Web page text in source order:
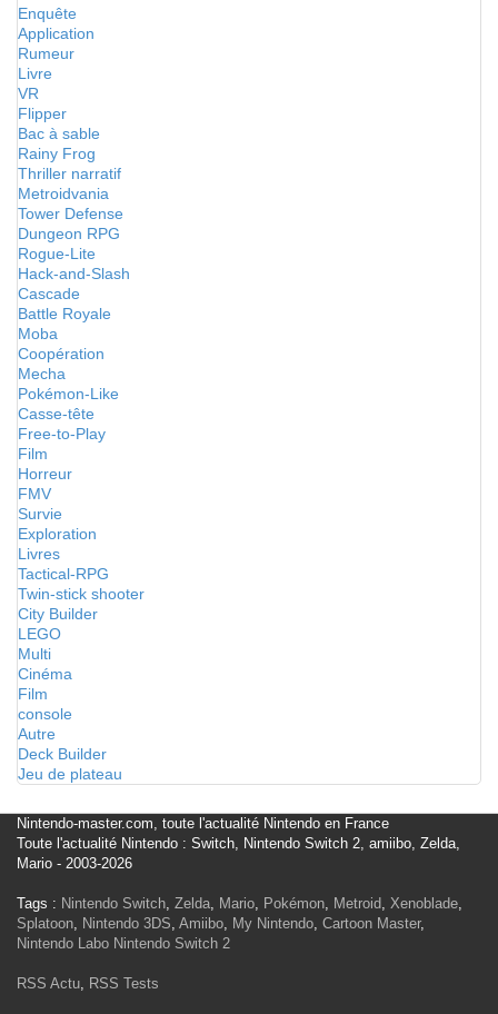
Enquête
Application
Rumeur
Livre
VR
Flipper
Bac à sable
Rainy Frog
Thriller narratif
Metroidvania
Tower Defense
Dungeon RPG
Rogue-Lite
Hack-and-Slash
Cascade
Battle Royale
Moba
Coopération
Mecha
Pokémon-Like
Casse-tête
Free-to-Play
Film
Horreur
FMV
Survie
Exploration
Livres
Tactical-RPG
Twin-stick shooter
City Builder
LEGO
Multi
Cinéma
Film
console
Autre
Deck Builder
Jeu de plateau
Nintendo-master.com, toute l'actualité Nintendo en France
Toute l'actualité Nintendo : Switch, Nintendo Switch 2, amiibo, Zelda,
Mario - 2003-2026
Tags : Nintendo Switch, Zelda, Mario, Pokémon, Metroid, Xenoblade,
Splatoon, Nintendo 3DS, Amiibo, My Nintendo, Cartoon Master,
Nintendo Labo Nintendo Switch 2
RSS Actu, RSS Tests